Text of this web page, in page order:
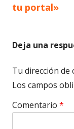
entradas
tu portal»
Deja una
Tu dirección de
Los campos
Comentario *